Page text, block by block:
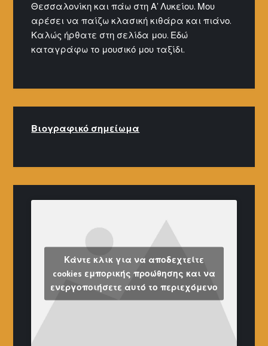
Θεσσαλονίκη και πάω στη Α' Λυκείου. Μου
αρέσει να παίζω κλασική κιθάρα και πιάνο.
Καλώς ήρθατε στη σελίδα μου. Εδώ
καταγράφω το μουσικό μου ταξίδι.
Βιογραφικό σημείωμα
Κάντε κλικ για να αποδεχτείτε
cookies εμπορικής προώθησης και να
ενεργοποιήσετε αυτό το περιεχόμενο